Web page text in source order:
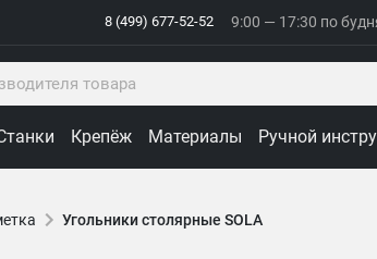
8 (499) 677-52-52 9:00 — 17:30 по
Крепёж Материалы Ручной
Угольники столярные SOLA